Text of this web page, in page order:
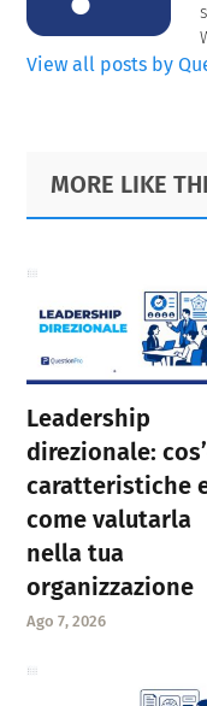
View all posts by
Primary
Sidebar
Footer
MORE LIKE
Leadership
direzionale:
caratteristiche
come valutarla
nella tua
organizzazione
Ago 7, 2026